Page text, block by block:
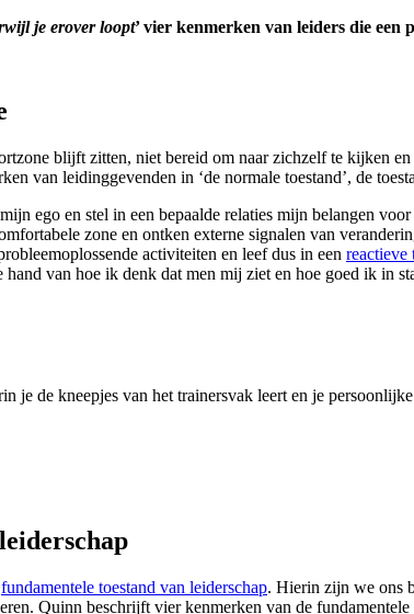
je erover loopt’ vier kenmerken van leiders die een
blijft zitten, niet bereid om naar zichzelf te kijken
van leidinggevenden in ‘de normale toestand’, de
ego en stel in een bepaalde relaties mijn belangen voor
zone en ontken externe signalen van
activiteiten en leef dus in een reactieve
van hoe ik denk dat men mij ziet en hoe goed ik in
je de kneepjes van het trainersvak leert en je
fundamentele toestand van leiderschap. Hierin zijn we ons
Quinn beschrijft vier kenmerken van de fundamentele